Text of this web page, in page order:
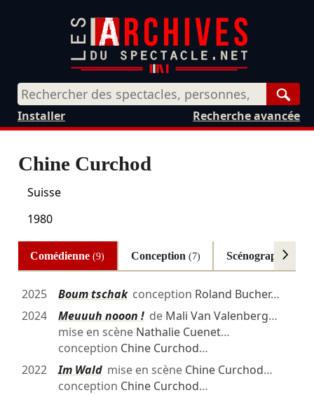
Recherche avancée
Installer
Chine Curchod
Suisse
1980
Comédienne(9) Conception (7) Scénographe
2025 Boum tschakconception Roland Bucher…
2024
Meuuuh nooon !de Mali Van Valenberg…
mise en scène Nathalie Cuenet…
conception Chine Curchod…
2022
Im Waldmise en scène Chine Curchod…
conception Chine Curchod…